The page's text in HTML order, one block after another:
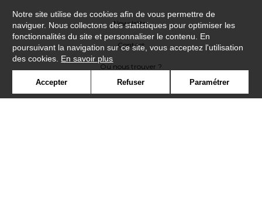
Newsletter
Contact
Où nous trouver ?
Notre site utilise des cookies afin de vous permettre de
naviguer. Nous collectons des statistiques pour optimiser les
fonctionnalités du site et personnaliser le contenu. En
poursuivant la navigation sur ce site, vous acceptez l'utilisation
des cookies. En savoir plus
Accepter Refuser Paramétrer